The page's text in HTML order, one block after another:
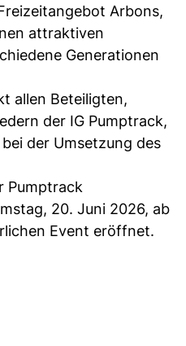
Arbons,
attraktiven
Generationen
allen Beteiligten,
der IG Pumptrack,
der Umsetzung des
Pumptrack
20. Juni 2026, ab
Event eröffnet.